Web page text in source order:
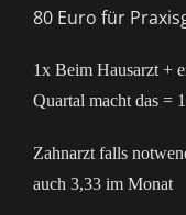
80 Euro für
1x Beim Hausarzt +
Quartal macht das =
Zahnarzt falls
auch 3,33 im Monat